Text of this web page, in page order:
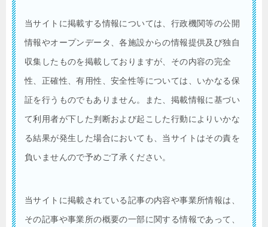
当サイトに掲載する情報については、行政機関等の公開
情報やオープンデータ、各施設からの情報提供及び独自
収集したものを掲載しておりますが、その内容の完全
性、正確性、有用性、安全性等については、いかなる保
証を行うものでもありません。また、掲載情報に基づい
て利用者が下した判断および起こした行動によりいかな
る結果が発生した場合においても、当サイトはその責を
負いませんので予めご了承ください。
当サイトに掲載されている記事の内容や事業所情報は、
その記事や事業所の概要の一部に関する情報であって、